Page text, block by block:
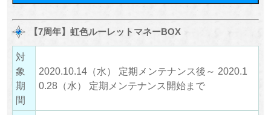
【7周年】虹色ルーレットマネーBOX
対
象
期
間
2020.10.14（水） 定期メンテナンス後～ 2020.1
0.28（水） 定期メンテナンス開始まで